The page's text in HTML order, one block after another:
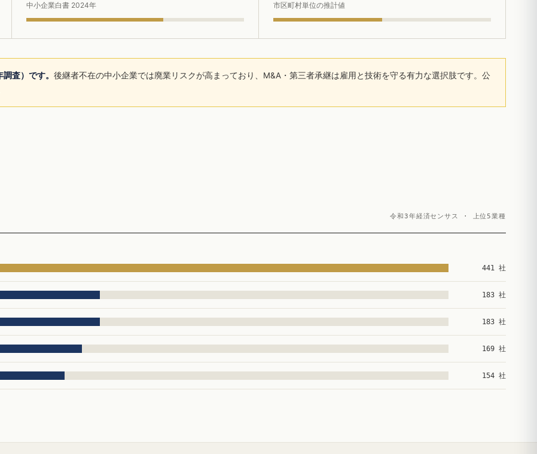
中小企業白書 2024年
市区町村単位の推計値
査）です。 後継者不在の中小企業では廃業リスクが高まっており、M&A・第三者承継は雇用と技術を守る有力な選択肢です。公
令和3年経済センサス · 上位5業種
441 社
183 社
183 社
169 社
154 社